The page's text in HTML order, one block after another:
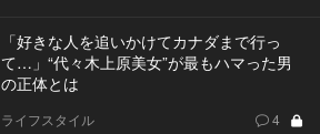
「好きな人を追いかけてカナダまで行っ
て…」“代々木上原美女”が最もハマった男
の正体とは
ライフスタイル 4